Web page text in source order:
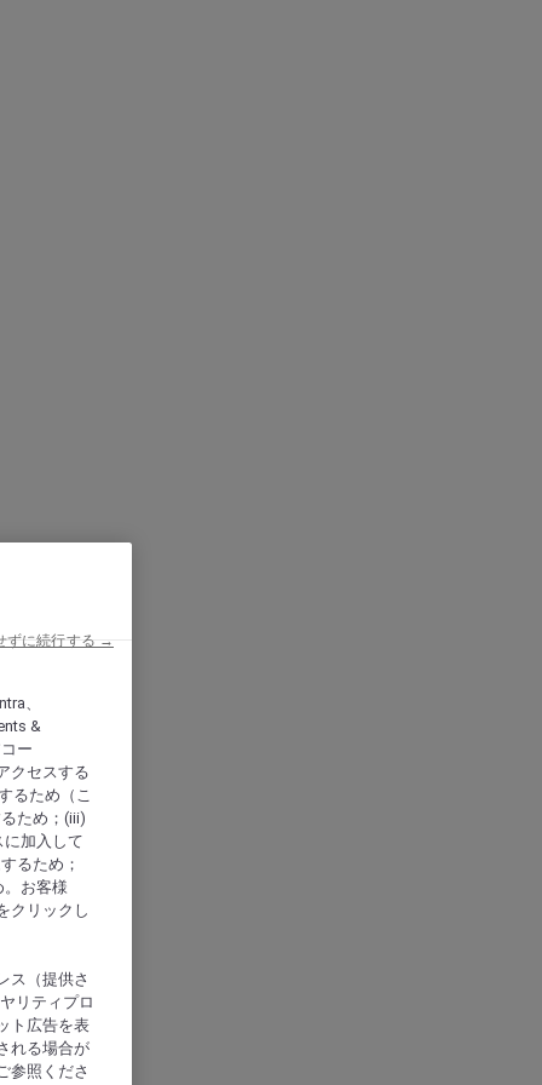
、
&
ー
クセスする
るため（こ
ため；(iii)
加入して
るため；
お客様
クリックし
ス（提供さ
リティプロ
ト広告を表
れる場合が
参照くださ
ずに続行する →